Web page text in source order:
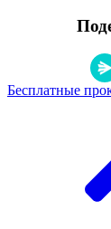
Бесплатные